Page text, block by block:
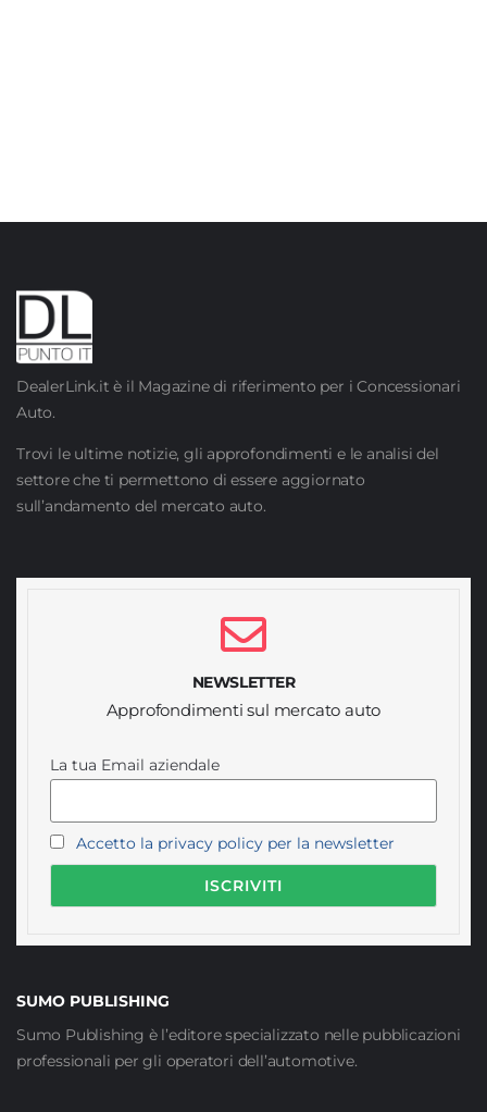
DealerLink.it è il Magazine di riferimento per i Concessionari
Auto.
Trovi le ultime notizie, gli approfondimenti e le analisi del
settore che ti permettono di essere aggiornato
sull’andamento del mercato auto.
NEWSLETTER
Approfondimenti sul mercato auto
La tua Email aziendale
Accetto la privacy policy per la newsletter
SUMO PUBLISHING
Sumo Publishing è l’editore specializzato nelle pubblicazioni
professionali per gli operatori dell’automotive.